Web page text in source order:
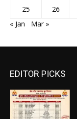
25
26
« Jan
Mar »
EDITOR PICKS